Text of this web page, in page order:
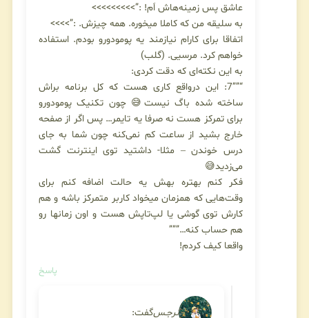
عاشق پس زمینه‌هاش اَم! :”>>>>>>>>>
به سلیقه من که کاملا میخوره. همه چیزش. :”>>>>
اتفاقا برای کارام نیازمند یه پومودورو بودم. استفاده
خواهم کرد. مرسیی. (گلب)
به این نکته‌ای که دقت کردی:
“””7: این درواقع کاری هست که کل برنامه براش
ساخته شده باگ نیست😅 چون تکنیک پومودورو
برای تمرکز هست نه صرفا یه تایمر… پس اگر از صفحه
خارج بشید از ساعت کم نمی‌کنه چون شما به جای
درس خوندن – مثلا- داشتید توی اینترنت گشت
می‌زدید😅
فکر کنم بهتره بهش یه حالت اضافه کنم برای
وقت‌هایی که همزمان میخواد کاربر متمرکز باشه و هم
کارش توی گوشی یا لپ‌تاپش هست و اون زمانها رو
هم حساب کنه…”””
واقعا کیف کردم!
پاسخ
نرجـسگفت: